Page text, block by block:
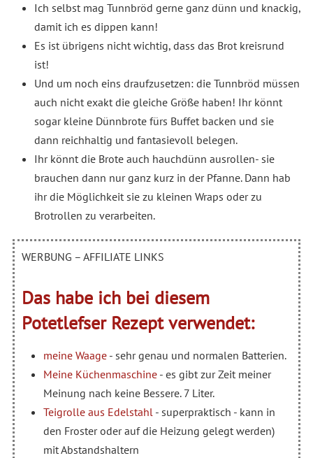
Ich selbst mag Tunnbröd gerne ganz dünn und knackig,
damit ich es dippen kann!
Es ist übrigens nicht wichtig, dass das Brot kreisrund
ist!
Und um noch eins draufzusetzen: die Tunnbröd müssen
auch nicht exakt die gleiche Größe haben! Ihr könnt
sogar kleine Dünnbrote fürs Buffet backen und sie
dann reichhaltig und fantasievoll belegen.
Ihr könnt die Brote auch hauchdünn ausrollen- sie
brauchen dann nur ganz kurz in der Pfanne. Dann hab
ihr die Möglichkeit sie zu kleinen Wraps oder zu
Brotrollen zu verarbeiten.
WERBUNG – AFFILIATE LINKS
Das habe ich bei diesem
Potetlefser Rezept verwendet:
meine Waage- sehr genau und normalen Batterien.
Meine Küchenmaschine- es gibt zur Zeit meiner
Meinung nach keine Bessere. 7 Liter.
Teigrolle aus Edelstahl- superpraktisch - kann in
den Froster oder auf die Heizung gelegt werden)
mit Abstandshaltern